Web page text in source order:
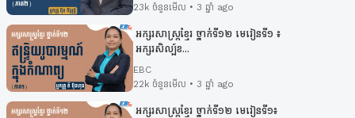
23k ចំនួនមើល • 3 ឆ្នាំ ago
អក្សរសាស្រ្ដខ្មែរ ថ្នាក់ទី១២ មេរៀនទី១ ៖
អក្សរសិល្ប៍ខ...
EBC
22k ចំនួនមើល • 3 ឆ្នាំ ago
អក្សរសាស្ត្រខ្មែរ ថ្នាក់ទី១២ មេរៀនទី១៖